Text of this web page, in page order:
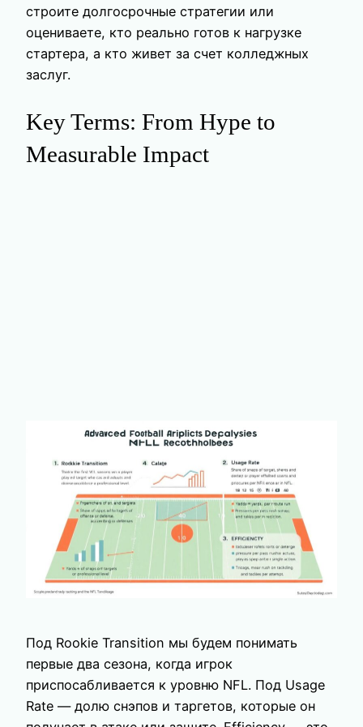
строите долгосрочные стратегии или
оцениваете, кто реально готов к нагрузке
стартера, а кто живет за счет колледжных
заслуг.
Key Terms: From Hype to
Measurable Impact
Под Rookie Transition мы будем понимать
первые два сезона, когда игрок
приспосабливается к уровню NFL. Под Usage
Rate — долю снэпов и таргетов, которые он